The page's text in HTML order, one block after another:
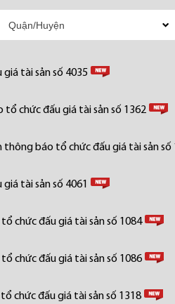
tài sản số 4035
tổ chức đấu giá tài sản số 1362
thông báo tổ chức đấu giá tài sản số
tài sản số 4061
chức đấu giá tài sản số 1084
chức đấu giá tài sản số 1086
chức đấu giá tài sản số 1318